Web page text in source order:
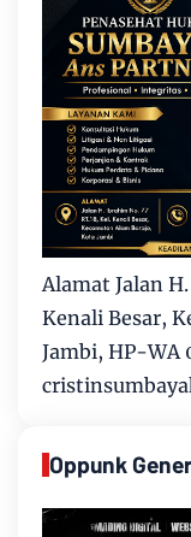
Alamat Jalan
Kenali Besar,
Jambi, HP-WA
Oppunk